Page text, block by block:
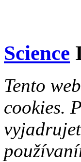
Science
Tento
cookies.